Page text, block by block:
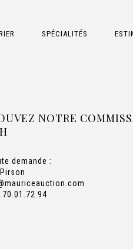
SPÉCIALITÉS
NOTRE
demande :